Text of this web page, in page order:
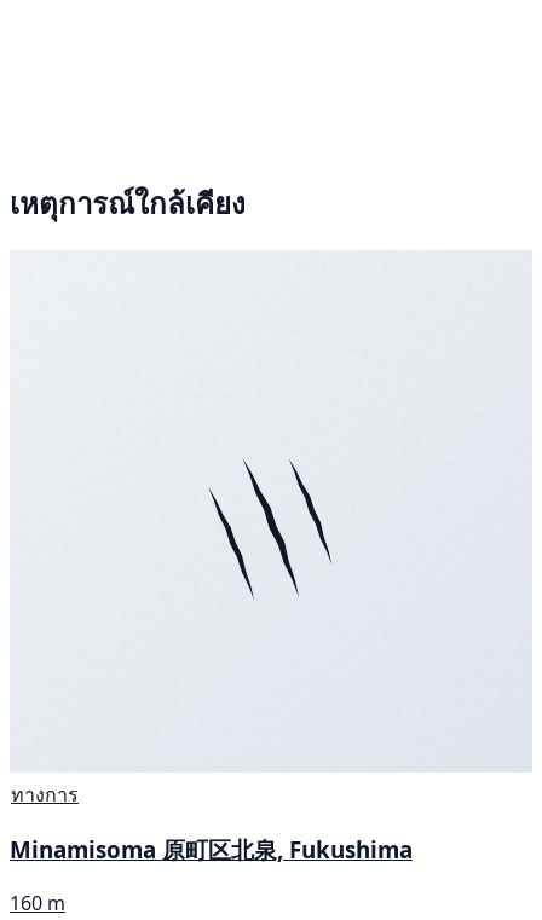
เหตุการณ์ใกล้เคียง
ทางการ
Minamisoma 原町区北泉, Fukushima
160 m